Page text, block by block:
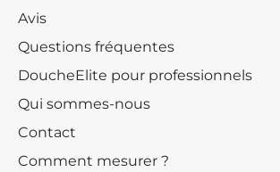
Avis
Questions fréquentes
DoucheElite pour professionnels
Qui sommes-nous
Contact
Comment mesurer ?